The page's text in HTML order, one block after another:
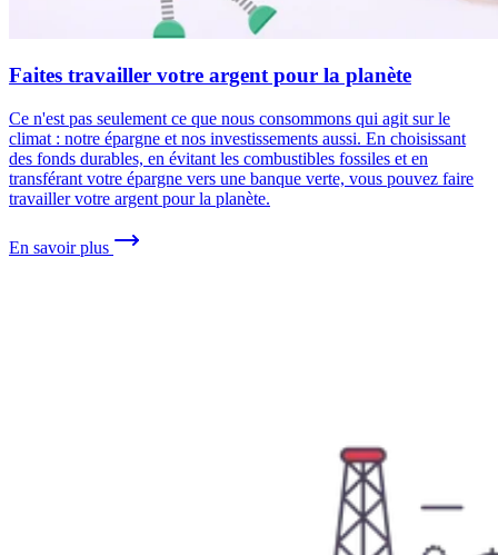
Faites travailler votre argent pour la planète
Ce n'est pas seulement ce que nous consommons qui agit sur le
climat : notre épargne et nos investissements aussi. En choisissant
des fonds durables, en évitant les combustibles fossiles et en
transférant votre épargne vers une banque verte, vous pouvez faire
travailler votre argent pour la planète.
En savoir plus